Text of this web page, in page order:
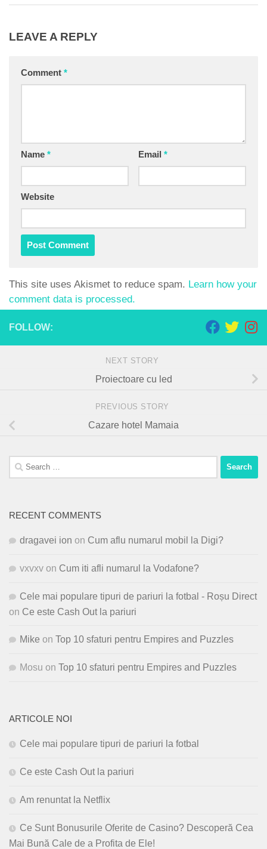
LEAVE A REPLY
Comment *
Name * Email *
Website
This site uses Akismet to reduce spam. Learn how your
comment data is processed.
FOLLOW:
NEXT STORY
Proiectoare cu led
PREVIOUS STORY
Cazare hotel Mamaia
Search
for:
RECENT COMMENTS
dragavei ion on Cum aflu numarul mobil la Digi?
vxvxv on Cum iti afli numarul la Vodafone?
Cele mai populare tipuri de pariuri la fotbal - Roșu Direct
on Ce este Cash Out la pariuri
Mike on Top 10 sfaturi pentru Empires and Puzzles
Mosu on Top 10 sfaturi pentru Empires and Puzzles
ARTICOLE NOI
Cele mai populare tipuri de pariuri la fotbal
Ce este Cash Out la pariuri
Am renuntat la Netflix
Ce Sunt Bonusurile Oferite de Casino? Descoperă Cea
Mai Bună Cale de a Profita de Ele!